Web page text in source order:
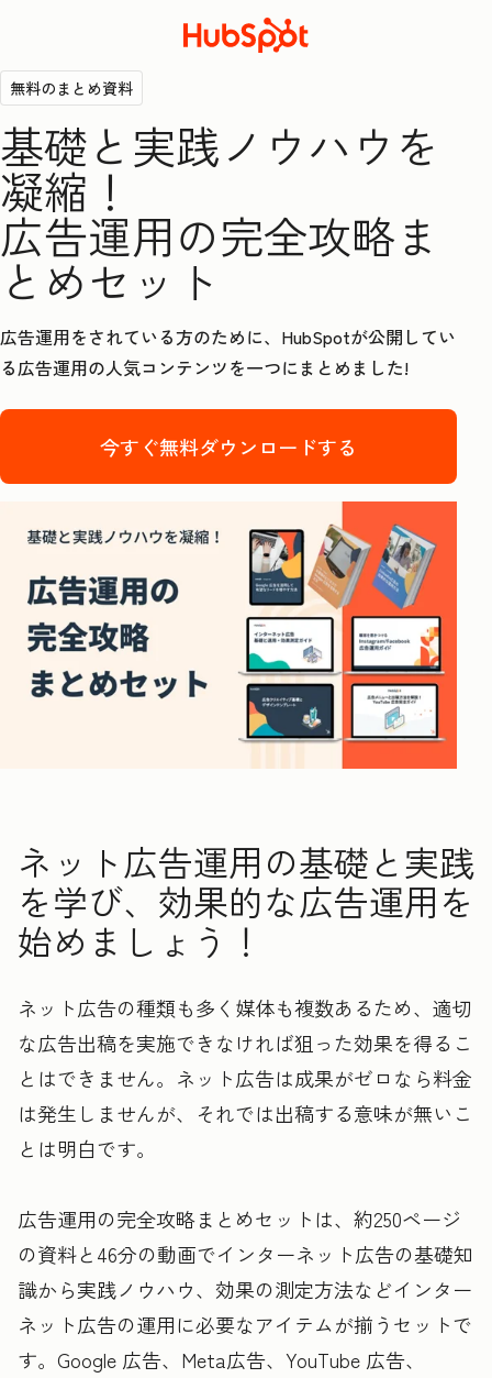
無料のまとめ資料
基礎と実践ノウハウを
凝縮！
広告運用の完全攻略ま
とめセット
広告運用をされている方のために、HubSpotが公開してい
る広告運用の人気コンテンツを一つにまとめました!
今すぐ無料ダウンロードする
ネット広告運用の基礎と実践
を学び、効果的な広告運用を
始めましょう！
ネット広告の種類も多く媒体も複数あるため、適切
な広告出稿を実施できなければ狙った効果を得るこ
とはできません。ネット広告は成果がゼロなら料金
は発生しませんが、それでは出稿する意味が無いこ
とは明白です。
広告運用の完全攻略まとめセットは、約250ページ
の資料と46分の動画でインターネット広告の基礎知
識から実践ノウハウ、効果の測定方法などインター
ネット広告の運用に必要なアイテムが揃うセットで
す。Google 広告、Meta広告、YouTube 広告、